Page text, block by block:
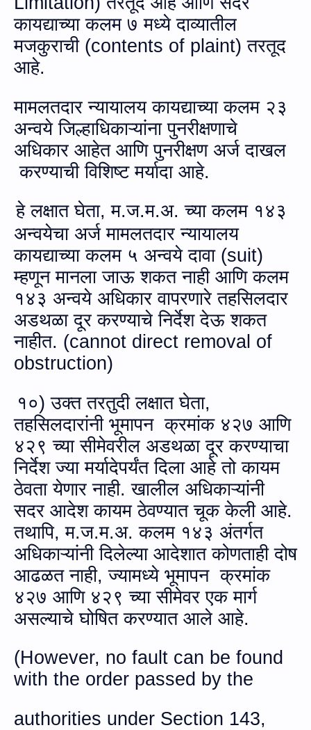
कायद्याच्या कलम ७ मध्ये दाव्‍यातील
मजकुराची (contents of plaint) तरतूद
आहे.
मामलतदार न्यायालय कायद्याच्या कलम २३
अन्‍वये जिल्हाधिकाऱ्यांना पुनरीक्षणाचे
अधिकार आहेत आणि पुनरीक्षण अर्ज दाखल
करण्याची विशिष्ट मर्यादा आहे.
हे लक्षात घेता,म.ज.म.अ.च्या कलम १४३
अन्‍वयेचा अर्ज मामलतदार न्यायालय
कायद्याच्या कलम ५ अन्‍वये दावा (suit)
म्हणून मानला जाऊ शकत नाही आणि कलम
१४३ अन्‍वये अधिकार वापरणारे तहसिलदार
अडथळा दूर करण्याचे निर्देश देऊ शकत
नाहीत. (cannot direct removal of
obstruction)
१०) उक्‍त तरतुदी लक्षात घेता,
तहसिलदारांनी भूमापन क्रमांक ४२७ आणि
४२९ च्या सीमेवरील अडथळा दूर करण्याचा
निर्देश ज्या मर्यादेपर्यंत दिला आहे तो कायम
ठेवता येणार नाही. खालील अधिकाऱ्यांनी
सदर आदेश कायम ठेवण्यात चूक केली आहे.
तथापि,म.ज.म.अ.कलम १४३ अंतर्गत
अधिकाऱ्यांनी दिलेल्या आदेशात कोणताही दोष
आढळत नाही,ज्यामध्ये भूमापन क्रमांक
४२७ आणि ४२९ च्या सीमेवर एक मार्ग
असल्याचे घोषित करण्यात आले आहे.
(However, no fault can be found
with the order passed by the
authorities under Section 143,